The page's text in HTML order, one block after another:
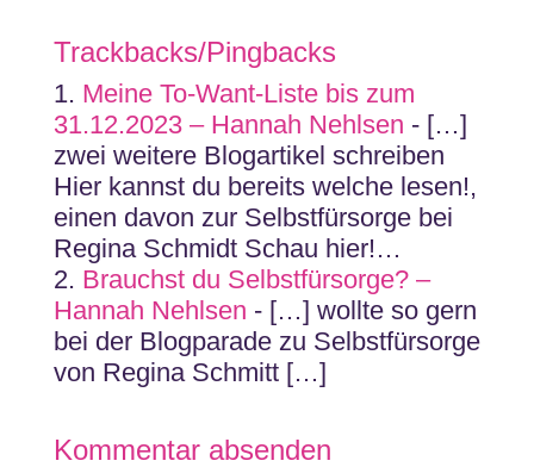
Trackbacks/Pingbacks
Meine To-Want-Liste bis zum
31.12.2023 – Hannah Nehlsen - […]
zwei weitere Blogartikel schreiben
Hier kannst du bereits welche lesen!,
einen davon zur Selbstfürsorge bei
Regina Schmidt Schau hier!…
Brauchst du Selbstfürsorge? –
Hannah Nehlsen - […] wollte so gern
bei der Blogparade zu Selbstfürsorge
von Regina Schmitt […]
Kommentar absenden